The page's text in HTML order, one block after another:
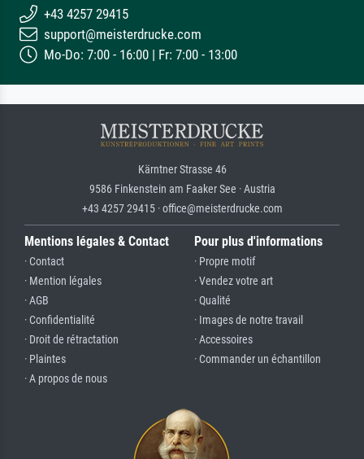
+43 4257 29415
support@meisterdrucke.com
Mo-Do: 7:00 - 16:00 | Fr: 7:00 - 13:00
Kärntner Strasse 46
9586 Finkenstein am Faaker See · Austria
+43 4257 29415 · office@meisterdrucke.com
Mentions légales & Contact
· Contact
· Mention légales
· AGB
· Confidentialité
· Droit de rétractation
· Plaintes
· A propos de nous
Pour plus d'informations
· Propre motif
· Vendez votre art
· Qualité
· Images de notre travail
· Accessoires
· Commander un échantillon